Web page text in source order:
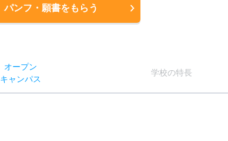
パンフ・願書をもらう
オープン
キャンパス
学校の特長